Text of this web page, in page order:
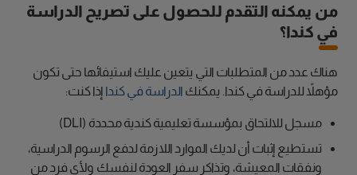
من يمكنه التقدم للحصول على تصريح الدراسة
في كندا؟
هناك عدد من المتطلبات التي يتعين عليك استيفائها حتى تكون
مؤهلاً للدراسة في كندا. يمكنك الدراسة في كندا إذا كنت:
مسجل للالتحاق بمؤسسة تعليمية كندية محددة (DLI)
تستطيع إثبات أن لديك الموارد اللازمة لدفع الرسوم الدراسية،
ونفقات المعيشة، وتذاكر سفر العودة لنفسك ولأي فرد من